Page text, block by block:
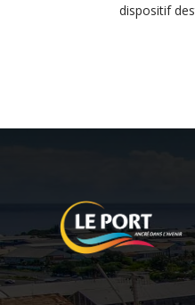
dispositif